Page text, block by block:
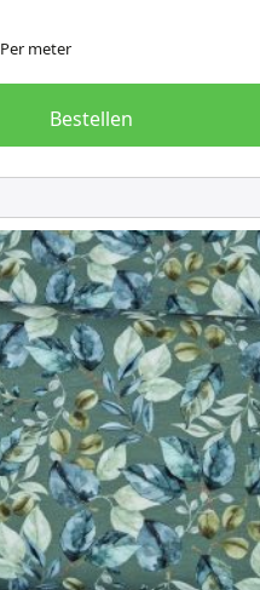
Per meter
Bestellen